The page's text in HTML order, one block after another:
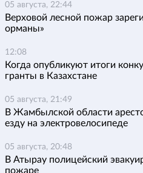
05 августа, 22:44
Верховой лесной пожар
орманы»
12:08
Когда опубликуют итоги
гранты в Казахстане
05 августа, 21:49
В Жамбылской области
езду на электровелосипеде
05 августа, 20:48
В Атырау полицейский
пожаре